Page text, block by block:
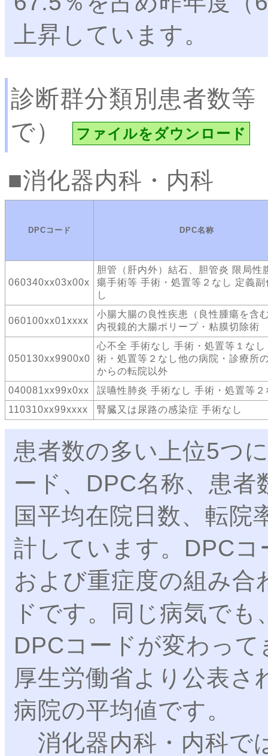
上昇しています。
診断群分類別患者数等
で）
ファイルをダウンロード
消化器内科・内科
DPCコード DPC名称
060340xx03x00x
胆管（肝内外）結石、胆管炎 限局性
瘍手術等 手術・処置等２なし 定義副
し
060100xx01xxxx
小腸大腸の良性疾患（良性腫瘍を含
内視鏡的大腸ポリープ・粘膜切除術
050130xx9900x0
心不全 手術なし 手術・処置等１なし
術・処置等２なし他の病院・診療所
からの転院以外
040081xx99x0xx
誤嚥性肺炎 手術なし 手術・処置等２
110310xx99xxxx
腎臓又は尿路の感染症 手術なし
患者数の多い上位5つ
ード、DPC名称、患者
国平均在院日数、転院
計しています。DPC
および重症度の組み
ドです。同じ病気で
DPCコードが変わっ
厚生労働省より公表さ
病院の平均値です。
消化器内科・内科で